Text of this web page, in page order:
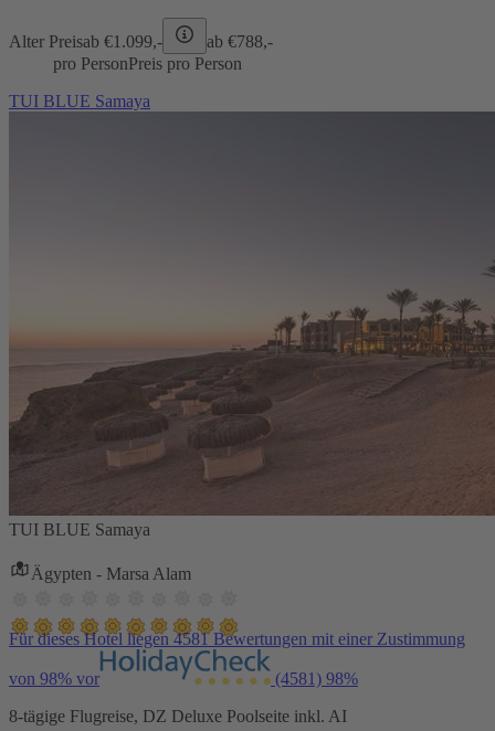
Alter Preisab €1.099,- ab €788,-
pro PersonPreis pro Person
TUI BLUE Samaya
TUI BLUE Samaya
Ägypten - Marsa Alam
Für dieses Hotel liegen 4581 Bewertungen mit einer Zustimmung
von 98% vor (4581) 98%
8-tägige Flugreise, DZ Deluxe Poolseite inkl. AI